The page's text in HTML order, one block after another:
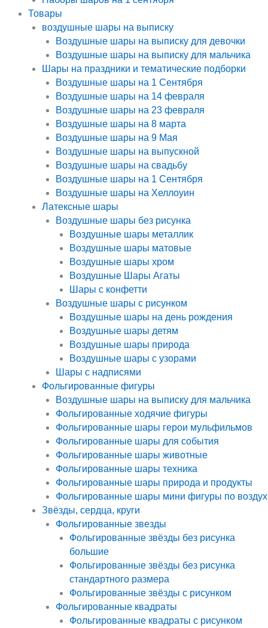
Товары
воздушные шары на выписку
Воздушные шары на выписку для девочки
Воздушные шары на выписку для мальчика
Шары на праздники и тематические подборки
Воздушные шары на 1 Сентября
Воздушные шары на 14 февраля
Воздушные шары на 23 февраля
Воздушные шары на 8 марта
Воздушные шары на 9 Мая
Воздушные шары на выпускной
Воздушные шары на свадьбу
Воздушные шары на 1 Сентября
Воздушные шары на Хеллоуин
Латексные шары
Воздушные шары без рисунка
Воздушные шары металлик
Воздушные шары матовые
Воздушные шары хром
Воздушные Шары Агаты
Шары с конфетти
Воздушные шары с рисунком
Воздушные шары на день рождения
Воздушные шары детям
Воздушные шары природа
Воздушные шары с узорами
Шары с надписями
Фольгированные фигуры
Воздушные шары на выписку для мальчика
Фольгированные ходячие фигуры
Фольгированные шары герои мульфильмов
Фольгированные шары для события
Фольгированные шары животные
Фольгированные шары техника
Фольгированные шары природа и продукты
Фольгированные шары мини фигуры по воздух
Звёзды, сердца, круги
Фольгированные звезды
Фольгированные звёзды без рисунка
большие
Фольгированные звёзды без рисунка
стандартного размера
Фольгированные звёзды с рисунком
Фольгированные квадраты
Фольгированные квадраты с рисунком